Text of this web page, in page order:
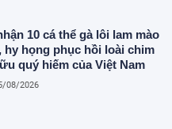
10 cá thể gà lôi lam mào
hy họng phục hồi loài chim
quý hiếm của Việt Nam
08/2026